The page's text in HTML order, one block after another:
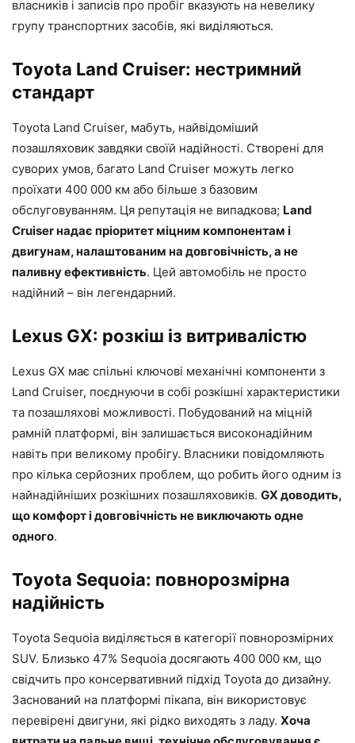
власників і записів про пробіг вказують на невелику
групу транспортних засобів, які виділяються.
Toyota Land Cruiser: нестримний
стандарт
Toyota Land Cruiser, мабуть, найвідоміший
позашляховик завдяки своїй надійності. Створені для
суворих умов, багато Land Cruiser можуть легко
проїхати 400 000 км або більше з базовим
обслуговуванням. Ця репутація не випадкова; Land
Cruiser надає пріоритет міцним компонентам і
двигунам, налаштованим на довговічність, а не
паливну ефективність. Цей автомобіль не просто
надійний – він легендарний.
Lexus GX: розкіш із витривалістю
Lexus GX має спільні ключові механічні компоненти з
Land Cruiser, поєднуючи в собі розкішні характеристики
та позашляхові можливості. Побудований на міцній
рамній платформі, він залишається високонадійним
навіть при великому пробігу. Власники повідомляють
про кілька серйозних проблем, що робить його одним із
найнадійніших розкішних позашляховиків. GX доводить,
що комфорт і довговічність не виключають одне
одного.
Toyota Sequoia: повнорозмірна
надійність
Toyota Sequoia виділяється в категорії повнорозмірних
SUV. Близько 47% Sequoia досягають 400 000 км, що
свідчить про консервативний підхід Toyota до дизайну.
Заснований на платформі пікапа, він використовує
перевірені двигуни, які рідко виходять з ладу. Хоча